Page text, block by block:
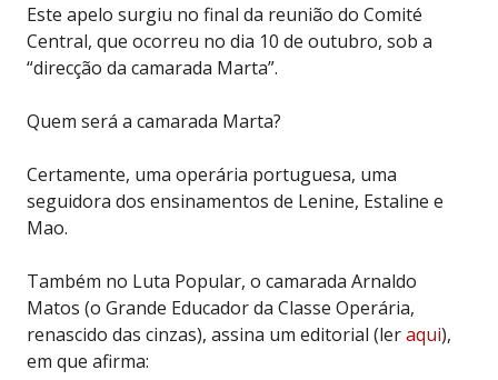
Este apelo surgiu no final da reunião do Comité
Central, que ocorreu no dia 10 de outubro, sob a
“direcção da camarada Marta”.
Quem será a camarada Marta?
Certamente, uma operária portuguesa, uma
seguidora dos ensinamentos de Lenine, Estaline e
Mao.
Também no Luta Popular, o camarada Arnaldo
Matos (o Grande Educador da Classe Operária,
renascido das cinzas), assina um editorial (leraqui),
em que afirma: